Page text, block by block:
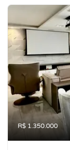
R$ 1.350.000